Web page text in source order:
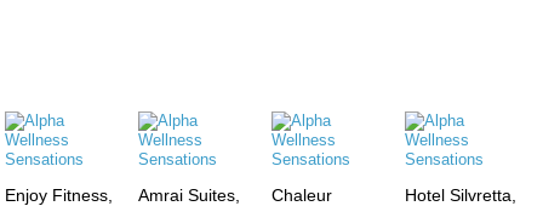
Enjoy Fitness,
Amrai Suites,
Chaleur
Hotel Silvretta,